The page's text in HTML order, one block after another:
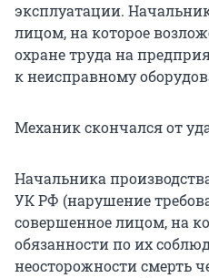
эксплуатации.
лицом, на которое
охране труда на
к неисправному
Механик скончался от
Начальника
УК РФ (нарушение
совершенное лицом, на
обязанности по их
неосторожности смерть